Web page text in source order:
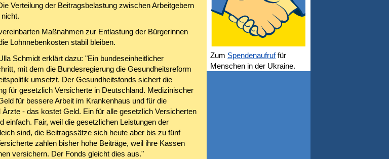
Verteilung der Beitragsbelastung zwischen Arbeitgebern
Maßnahmen zur Entlastung der Bürgerinnen
Lohnnebenkosten stabil bleiben.
Schmidt erklärt dazu: "Ein bundeseinheitlicher
mit dem die Bundesregierung die Gesundheitsreform
umsetzt. Der Gesundheitsfonds sichert die
für gesetzlich Versicherte in Deutschland. Medizinischer
für bessere Arbeit im Krankenhaus und für die
- das kostet Geld. Ein für alle gesetzlich Versicherten
einfach. Fair, weil die gesetzlichen Leistungen der
sind, die Beitragssätze sich heute aber bis zu fünf
zahlen bisher hohe Beiträge, weil ihre Kassen
versichern. Der Fonds gleicht dies aus."
Zum Spendenaufruffür
Menschen in der Ukraine.